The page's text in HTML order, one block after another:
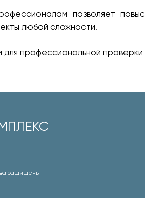
позволяет
любой сложности.
для профессиональной
защищены